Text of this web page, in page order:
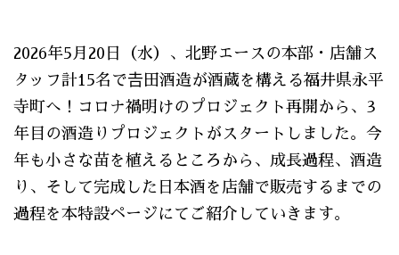
2026年5月20日（水）、北野エースの本部・店舗ス
タッフ計15名で𠮷田酒造が酒蔵を構える福井県永平
寺町へ！コロナ禍明けのプロジェクト再開から、3
年目の酒造りプロジェクトがスタートしました。今
年も小さな苗を植えるところから、成長過程、酒造
り、そして完成した日本酒を店舗で販売するまでの
過程を本特設ページにてご紹介していきます。